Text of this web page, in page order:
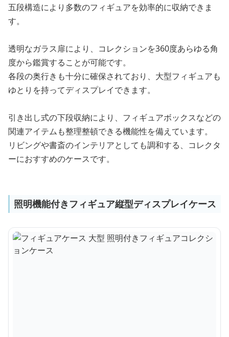
五段構造により多数のフィギュアを効率的に収納できま
す。
透明なガラス扉により、コレクションを360度あらゆる角
度から鑑賞することが可能です。
各段の奥行きも十分に確保されており、大型フィギュアも
ゆとりを持ってディスプレイできます。
引き出し式の下段収納により、フィギュアボックスなどの
関連アイテムも整理整頓できる機能性を備えています。
リビングや書斎のインテリアとしても調和する、コレクタ
ーにおすすめのケースです。
照明機能付きフィギュア縦型ディスプレイケース